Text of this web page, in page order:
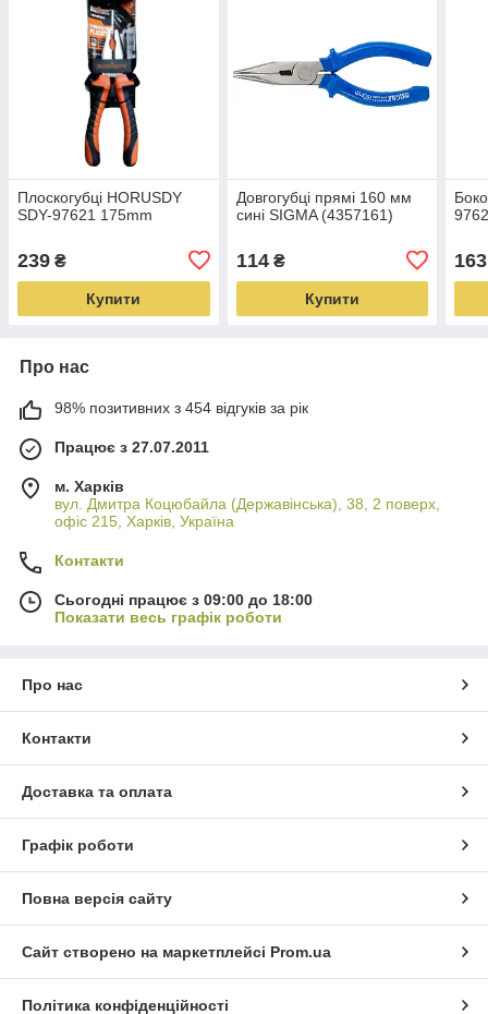
Плоскогубці HORUSDY
SDY-97621 175mm
239 ₴
Купити
Довгогубці прямі 160 мм
сині SIGMA (4357161)
114₴
Купити
163
Про нас
98% позитивних з 454 відгуків за рік
Працює з 27.07.2011
м. Харків
вул. Дмитра Коцюбайла (Державінська), 38, 2 поверх,
офіс 215, Харків, Україна
Контакти
Сьогодні працює з 09:00 до 18:00
Показати весь графік роботи
Про нас
Контакти
Доставка та оплата
Графік роботи
Повна версія сайту
Сайт створено на маркетплейсі Prom.ua
Політика конфіденційності